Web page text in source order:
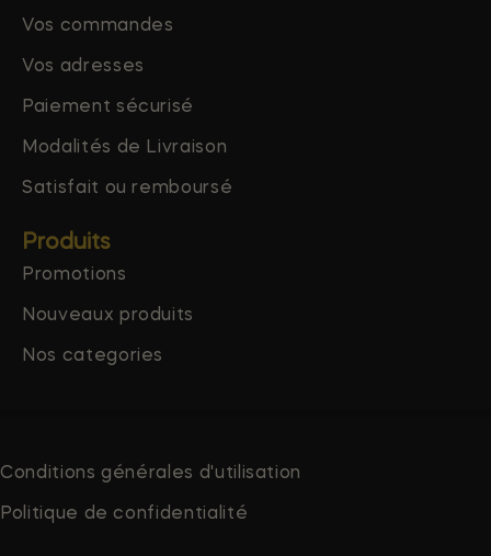
Vos commandes
Vos adresses
Paiement sécurisé
Modalités de Livraison
Satisfait ou remboursé
Produits
Promotions
Nouveaux produits
Nos categories
Conditions générales d'utilisation
Politique de confidentialité